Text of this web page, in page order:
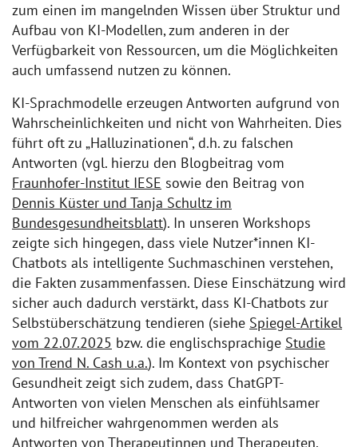
zum einen im mangelnden Wissen über Struktur und
Aufbau von KI-Modellen, zum anderen in der
Verfügbarkeit von Ressourcen, um die Möglichkeiten
auch umfassend nutzen zu können.
KI-Sprachmodelle erzeugen Antworten aufgrund von
Wahrscheinlichkeiten und nicht von Wahrheiten. Dies
führt oft zu „Halluzinationen“, d.h. zu falschen
Antworten (vgl. hierzu den Blogbeitrag vom
Fraunhofer-Institut IESE sowie den Beitrag von
Dennis Küster und Tanja Schultz im
Bundesgesundheitsblatt). In unseren Workshops
zeigte sich hingegen, dass viele Nutzer*innen KI-
Chatbots als intelligente Suchmaschinen verstehen,
die Fakten zusammenfassen. Diese Einschätzung wird
sicher auch dadurch verstärkt, dass KI-Chatbots zur
Selbstüberschätzung tendieren (siehe Spiegel-Artikel
vom 22.07.2025 bzw. die englischsprachige Studie
von Trend N. Cash u.a.). Im Kontext von psychischer
Gesundheit zeigt sich zudem, dass ChatGPT-
Antworten von vielen Menschen als einfühlsamer
und hilfreicher wahrgenommen werden als
Antworten von Therapeutinnen und Therapeuten.